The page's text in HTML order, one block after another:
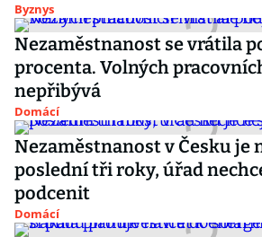
Byznys
Nezaměstnanost se vrátila
procenta. Volných
nepřibývá
Domácí
Nezaměstnanost v Česku je
poslední tři roky, úřad
podcenit
Domácí